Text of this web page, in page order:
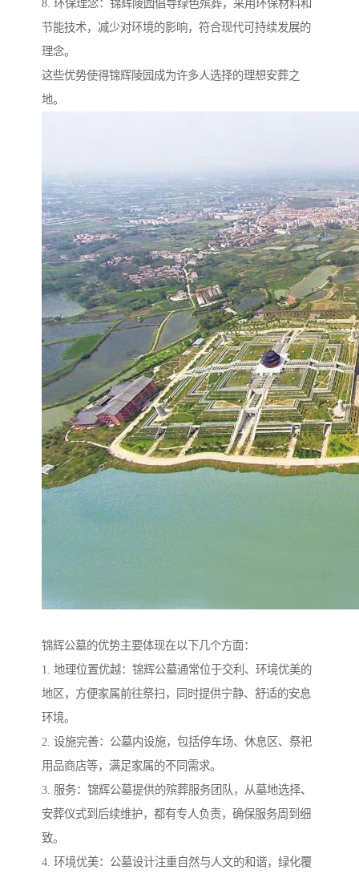
8. 环保理念：锦辉陵园倡导绿色殡葬，采用环保材料和
节能技术，减少对环境的影响，符合现代可持续发展的
理念。
这些优势使得锦辉陵园成为许多人选择的理想安葬之
地。
锦辉公墓的优势主要体现在以下几个方面：
1. 地理位置优越：锦辉公墓通常位于交利、环境优美的
地区，方便家属前往祭扫，同时提供宁静、舒适的安息
环境。
2. 设施完善：公墓内设施，包括停车场、休息区、祭祀
用品商店等，满足家属的不同需求。
3. 服务：锦辉公墓提供的殡葬服务团队，从墓地选择、
安葬仪式到后续维护，都有专人负责，确保服务周到细
致。
4. 环境优美：公墓设计注重自然与人文的和谐，绿化覆